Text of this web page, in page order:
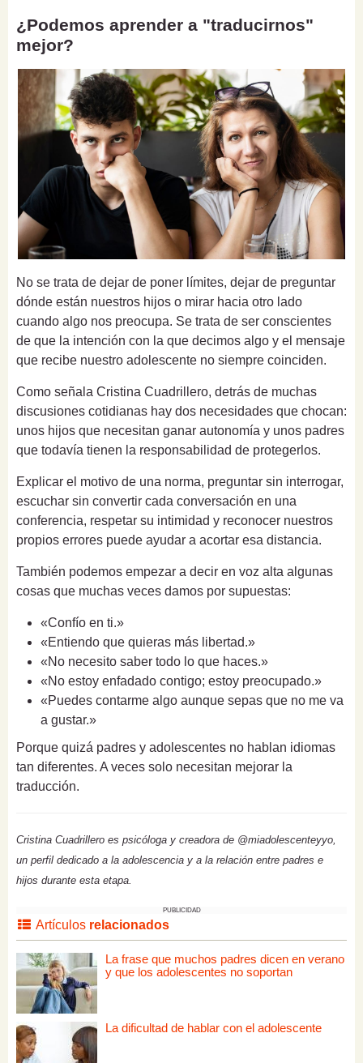
¿Podemos aprender a "traducirnos"
mejor?
No se trata de dejar de poner límites, dejar de preguntar
dónde están nuestros hijos o mirar hacia otro lado
cuando algo nos preocupa. Se trata de ser conscientes
de que la intención con la que decimos algo y el mensaje
que recibe nuestro adolescente no siempre coinciden.
Como señala Cristina Cuadrillero, detrás de muchas
discusiones cotidianas hay dos necesidades que chocan:
unos hijos que necesitan ganar autonomía y unos padres
que todavía tienen la responsabilidad de protegerlos.
Explicar el motivo de una norma, preguntar sin interrogar,
escuchar sin convertir cada conversación en una
conferencia, respetar su intimidad y reconocer nuestros
propios errores puede ayudar a acortar esa distancia.
También podemos empezar a decir en voz alta algunas
cosas que muchas veces damos por supuestas:
«Confío en ti.»
«Entiendo que quieras más libertad.»
«No necesito saber todo lo que haces.»
«No estoy enfadado contigo; estoy preocupado.»
«Puedes contarme algo aunque sepas que no me va
a gustar.»
Porque quizá padres y adolescentes no hablan idiomas
tan diferentes. A veces solo necesitan mejorar la
traducción.
Cristina Cuadrillero es psicóloga y creadora de @miadolescenteyyo,
un perfil dedicado a la adolescencia y a la relación entre padres e
hijos durante esta etapa.
PUBLICIDAD
Artículos relacionados
La frase que muchos padres dicen en verano
y que los adolescentes no soportan
La dificultad de hablar con el adolescente